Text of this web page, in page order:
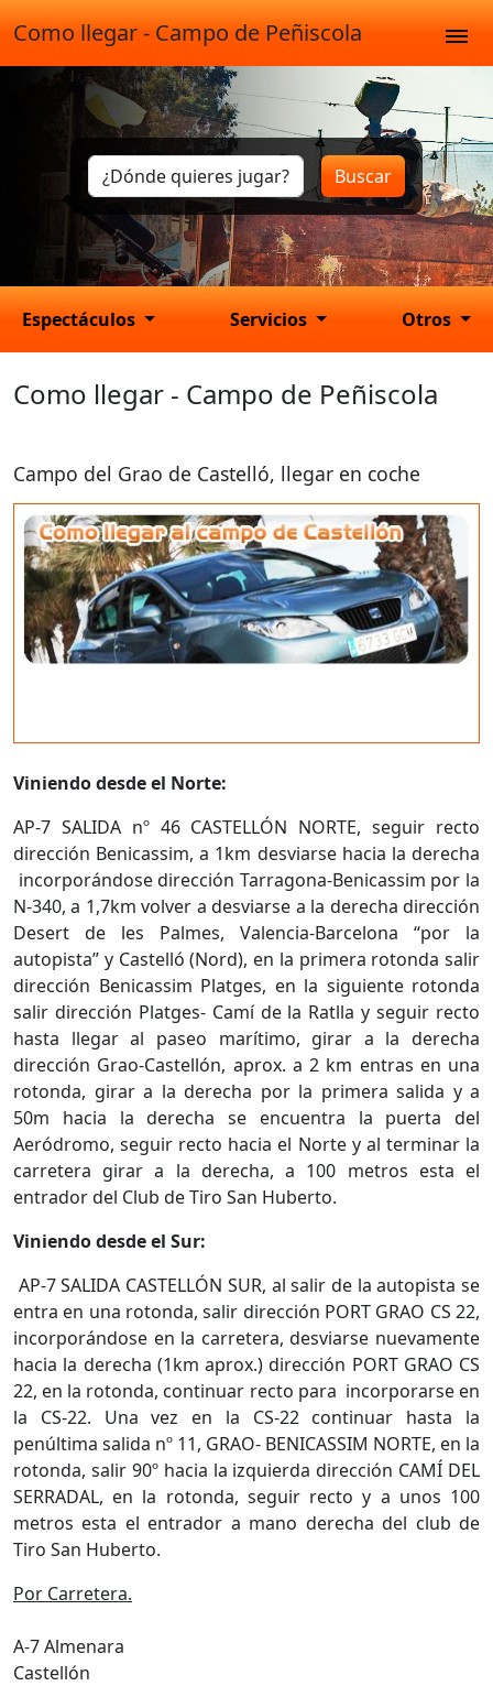
Como llegar - Campo de Peñiscola
Buscar
Espectáculos Servicios Otros
Como llegar - Campo de Peñiscola
Campo del Grao de Castelló, llegar en coche
Viniendo desde el Norte:
AP-7 SALIDA nº 46 CASTELLÓN NORTE, seguir recto
dirección Benicassim, a 1km desviarse hacia la derecha
incorporándose dirección Tarragona-Benicassim por la
N-340, a 1,7km volver a desviarse a la derecha dirección
Desert de les Palmes, Valencia-Barcelona “por la
autopista” y Castelló (Nord), en la primera rotonda salir
dirección Benicassim Platges, en la siguiente rotonda
salir dirección Platges- Camí de la Ratlla y seguir recto
hasta llegar al paseo marítimo, girar a la derecha
dirección Grao-Castellón, aprox. a 2 km entras en una
rotonda, girar a la derecha por la primera salida y a
50m hacia la derecha se encuentra la puerta del
Aeródromo, seguir recto hacia el Norte y al terminar la
carretera girar a la derecha, a 100 metros esta el
entrador del Club de Tiro San Huberto.
Viniendo desde el Sur:
AP-7 SALIDA CASTELLÓN SUR, al salir de la autopista se
entra en una rotonda, salir dirección PORT GRAO CS 22,
incorporándose en la carretera, desviarse nuevamente
hacia la derecha (1km aprox.) dirección PORT GRAO CS
22, en la rotonda, continuar recto para incorporarse en
la CS-22. Una vez en la CS-22 continuar hasta la
penúltima salida nº 11, GRAO- BENICASSIM NORTE, en la
rotonda, salir 90º hacia la izquierda dirección CAMÍ DEL
SERRADAL, en la rotonda, seguir recto y a unos 100
metros esta el entrador a mano derecha del club de
Tiro San Huberto.
Por Carretera.
A-7 Almenara
Castellón